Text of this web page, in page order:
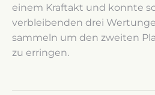
einem Kraftakt und konnte
verbleibenden drei
sammeln um den zweiten
zu erringen.